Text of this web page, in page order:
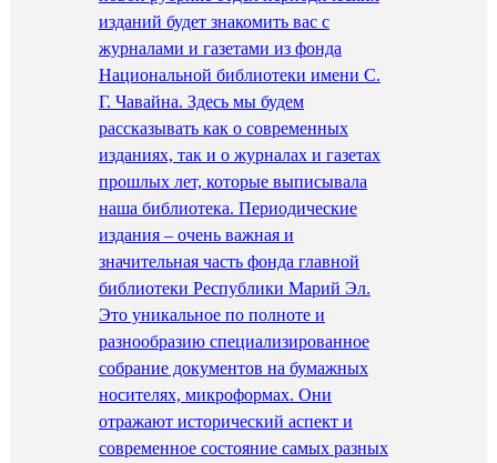
изданий будет знакомить вас с
журналами и газетами из фонда
Национальной библиотеки имени С.
Г. Чавайна. Здесь мы будем
рассказывать как о современных
изданиях, так и о журналах и газетах
прошлых лет, которые выписывала
наша библиотека. Периодические
издания – очень важная и
значительная часть фонда главной
библиотеки Республики Марий Эл.
Это уникальное по полноте и
разнообразию специализированное
собрание документов на бумажных
носителях, микроформах. Они
отражают исторический аспект и
современное состояние самых разных